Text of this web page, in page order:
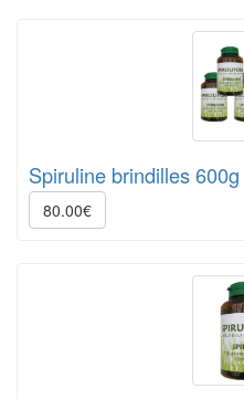
Spiruline brindilles
80.00€